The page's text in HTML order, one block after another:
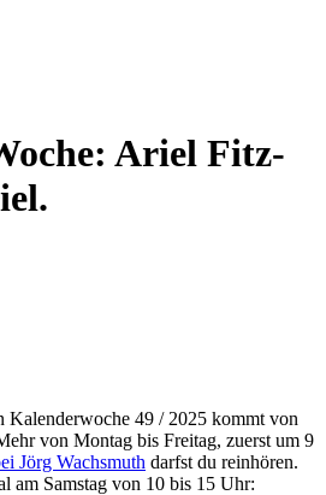
Ariel Fitz-
Kalenderwoche 49 / 2025 kommt von
von Montag bis Freitag, zuerst um 9
Jörg Wachsmuth darfst du reinhören.
am Samstag von 10 bis 15 Uhr: